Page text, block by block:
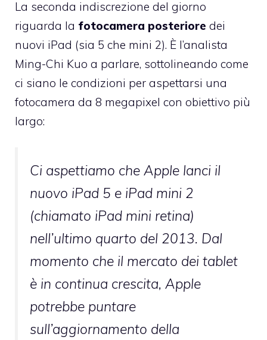
La seconda indiscrezione del giorno
riguarda la fotocamera posteriore dei
nuovi iPad (sia 5 che mini 2). È l’analista
Ming-Chi Kuo a parlare, sottolineando come
ci siano le condizioni per aspettarsi una
fotocamera da 8 megapixel con obiettivo più
largo:
Ci aspettiamo che Apple lanci il
nuovo iPad 5 e iPad mini 2
(chiamato iPad mini retina)
nell’ultimo quarto del 2013. Dal
momento che il mercato dei tablet
è in continua crescita, Apple
potrebbe puntare
sull’aggiornamento della